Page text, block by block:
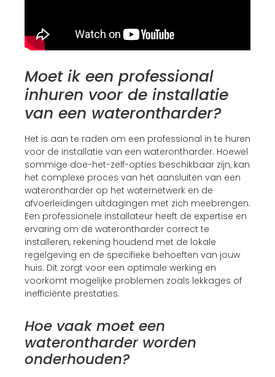
Moet ik een professional
inhuren voor de installatie
van een waterontharder?
Het is aan te raden om een professional in te huren
voor de installatie van een waterontharder. Hoewel
sommige doe-het-zelf-opties beschikbaar zijn, kan
het complexe proces van het aansluiten van een
waterontharder op het waternetwerk en de
afvoerleidingen uitdagingen met zich meebrengen.
Een professionele installateur heeft de expertise en
ervaring om de waterontharder correct te
installeren, rekening houdend met de lokale
regelgeving en de specifieke behoeften van jouw
huis. Dit zorgt voor een optimale werking en
voorkomt mogelijke problemen zoals lekkages of
inefficiënte prestaties.
Hoe vaak moet een
waterontharder worden
onderhouden?